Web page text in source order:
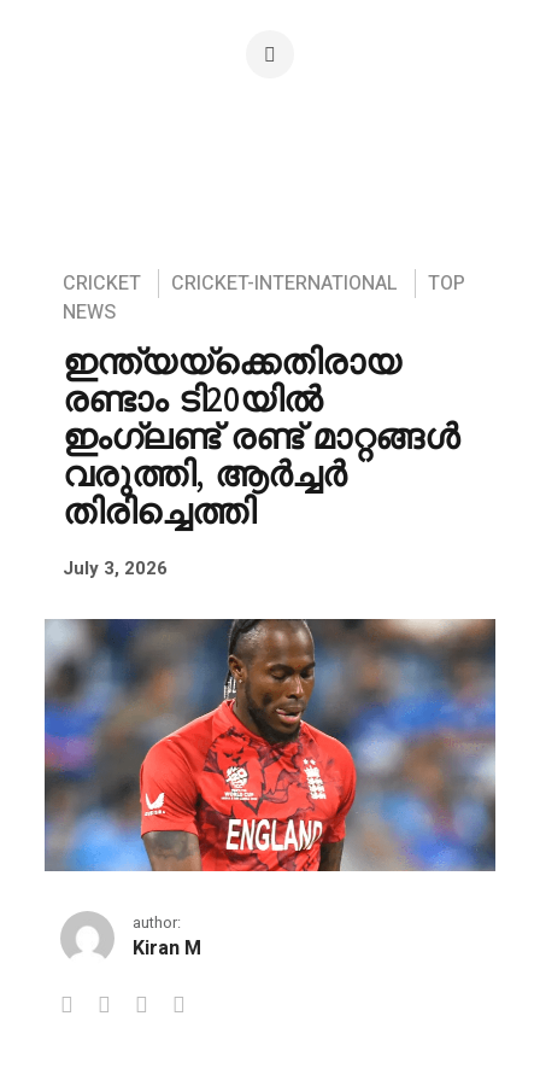
CRICKET CRICKET-INTERNATIONAL
TOP
NEWS
ഇന്ത്യയ്‌ക്കെതിരായ
രണ്ടാം ടി20യിൽ
ഇംഗ്ലണ്ട് രണ്ട് മാറ്റങ്ങൾ
വരുത്തി, ആർച്ചർ
തിരിച്ചെത്തി
July 3, 2026
author:
Kiran M